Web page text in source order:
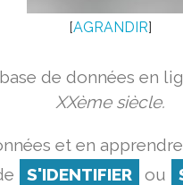
[AGRANDIR]
de données en
XXème siècle.
et en
S'IDENTIFIER ou